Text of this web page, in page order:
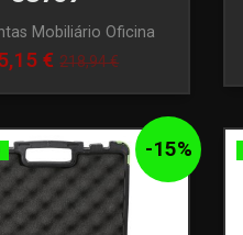
Mobiliário Oficina
€218,94 €
-15%